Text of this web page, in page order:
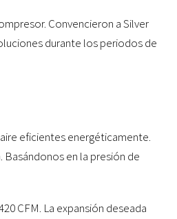
Convencieron a Silver
durante los periodos de
eficientes energéticamente.
Basándonos en la presión de
CFM. La expansión deseada